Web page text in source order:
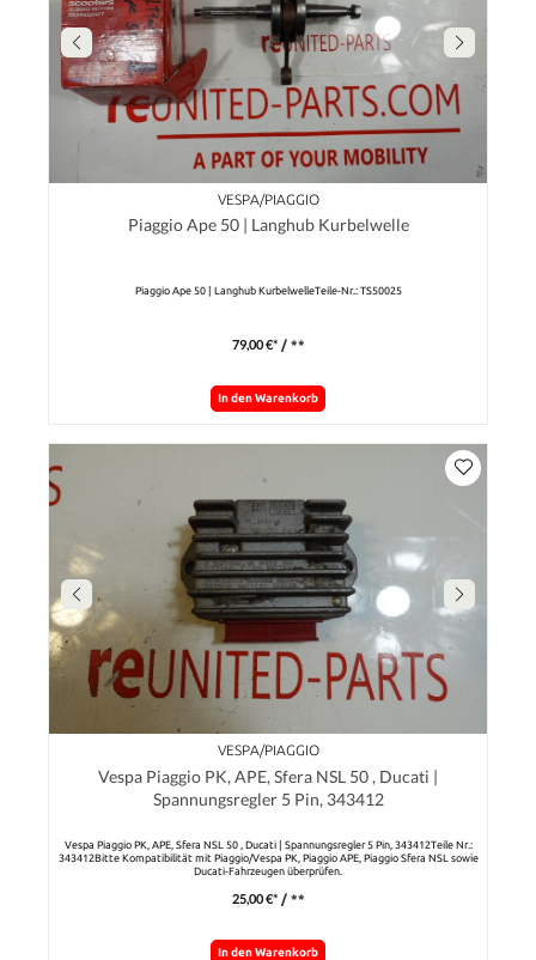
VESPA/PIAGGIO
Piaggio Ape 50 | Langhub Kurbelwelle
Piaggio Ape 50 | Langhub KurbelwelleTeile-Nr.: TS50025
79,00 €* / **
In den Warenkorb
VESPA/PIAGGIO
Vespa Piaggio PK, APE, Sfera NSL 50 , Ducati |
Spannungsregler 5 Pin, 343412
Vespa Piaggio PK, APE, Sfera NSL 50 , Ducati | Spannungsregler 5 Pin, 343412Teile Nr.:
343412Bitte Kompatibilität mit Piaggio/Vespa PK, Piaggio APE, Piaggio Sfera NSL sowie
Ducati-Fahrzeugen überprüfen.
25,00 €* / **
In den Warenkorb